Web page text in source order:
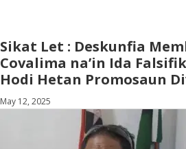
Sikat Let : Deskunfia
Covalima na’in Ida
Hodi Hetan Promosaun
May 12, 2025